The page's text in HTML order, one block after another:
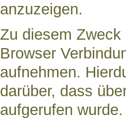
anzuzeigen.
Zu diesem
Browser
aufnehmen.
darüber, dass
aufgerufen